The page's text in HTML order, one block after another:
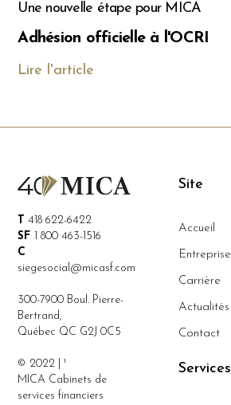
Une nouvelle étape pour MICA
Adhésion officielle à l'OCRI
Lire l'article
T 418 622-6422
SF 1 800 463-1516
C
siegesocial@micasf.com
300-7900 Boul. Pierre-
Bertrand,
Québec QC G2J 0C5
© 2022 | ¹
MICA Cabinets de
services financiers
Site
Accueil
Entreprise
Carrière
Actualités
Contact
Services